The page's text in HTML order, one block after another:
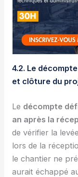
4.2. Le
et clôture du
Le décompte
an après la
de vérifier la
lors de la
le chantier ne
aurait échappé